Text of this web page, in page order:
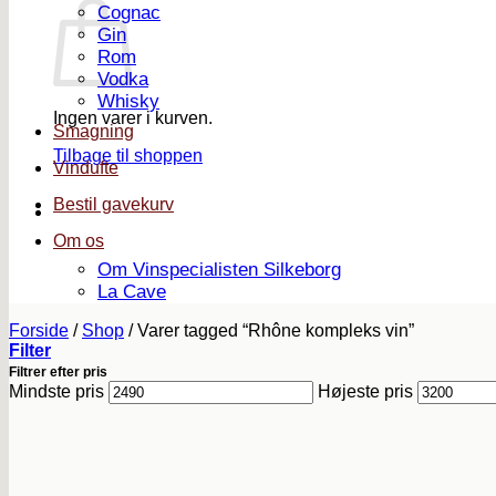
Ingen varer i kurven.
Tilbage til shoppen
Cognac
Gin
Rom
Vodka
Whisky
Smagning
Vindufte
Bestil gavekurv
Om os
Om Vinspecialisten Silkeborg
La Cave
Forside / Shop /Varer tagged “Rhône kompleks vin”
Filter
Filtrer efter pris
Mindste pris Højeste pris